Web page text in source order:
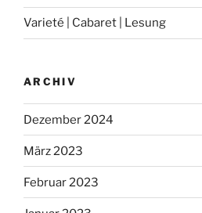
Varieté | Cabaret | Lesung
ARCHIV
Dezember 2024
März 2023
Februar 2023